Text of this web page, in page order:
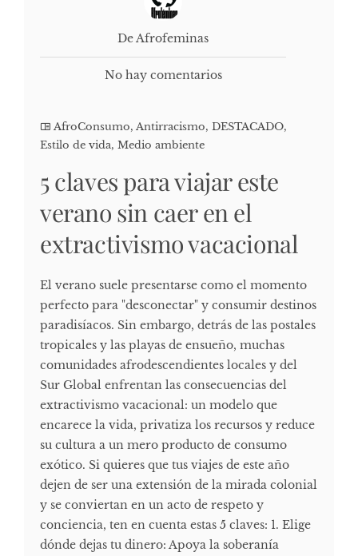
De Afrofeminas
No hay comentarios
AfroConsumo, Antirracismo, DESTACADO,
Estilo de vida, Medio ambiente
5 claves para viajar este
verano sin caer en el
extractivismo vacacional
El verano suele presentarse como el momento
perfecto para "desconectar" y consumir destinos
paradisíacos. Sin embargo, detrás de las postales
tropicales y las playas de ensueño, muchas
comunidades afrodescendientes locales y del
Sur Global enfrentan las consecuencias del
extractivismo vacacional: un modelo que
encarece la vida, privatiza los recursos y reduce
su cultura a un mero producto de consumo
exótico. Si quieres que tus viajes de este año
dejen de ser una extensión de la mirada colonial
y se conviertan en un acto de respeto y
conciencia, ten en cuenta estas 5 claves: 1. Elige
dónde dejas tu dinero: Apoya la soberanía